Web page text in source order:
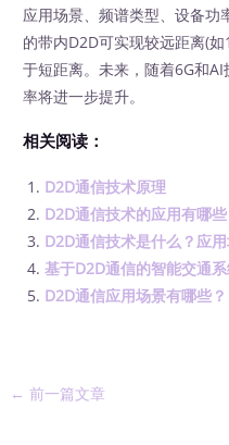
应用场景、频谱类型、设备功
的带内D2D可实现较远距离(
于短距离。未来，随着6G和
率将进一步提升。
相关阅读：
D2D通信技术原理
D2D通信技术的应用有哪些
D2D通信技术是什么？应
基于D2D通信的智能交通
D2D通信应用场景有哪些？
← 前一篇文章